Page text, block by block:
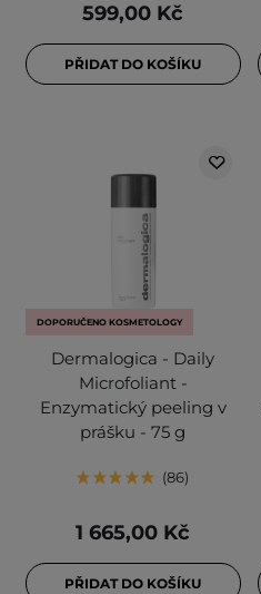
599,00 Kč
PŘIDAT DO KOŠÍKU
DOPORUČENO KOSMETOLOGY
Dermalogica - Daily
Microfoliant -
Enzymatický peeling v
prášku - 75 g
86
1 665,00 Kč
PŘIDAT DO KOŠÍKU